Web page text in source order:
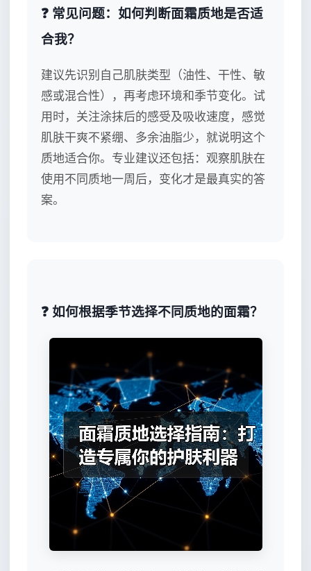
❓ 常见问题：如何判断面霜质地是否适
合我？
建议先识别自己肌肤类型（油性、干性、敏
感或混合性），再考虑环境和季节变化。试
用时，关注涂抹后的感受及吸收速度，感觉
肌肤干爽不紧绷、多余油脂少，就说明这个
质地适合你。专业建议还包括：观察肌肤在
使用不同质地一周后，变化才是最真实的答
案。
❓ 如何根据季节选择不同质地的面霜？